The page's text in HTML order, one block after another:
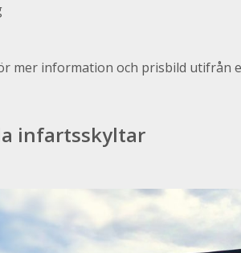
mer information och prisbild utifrån
infartsskyltar